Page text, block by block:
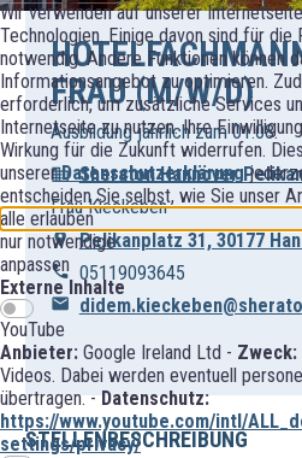
Wir verwenden auf unserer
Technologien. Einige davon sind für die
notwendig. Andere Funktionen können
Informationsangebot zu optimieren.
erforderlich, um zusätzliche Services
Internetseite zu nutzen. Ihre
Wirkung für die Zukunft widerrufen.
unsererDatenschutzerklärung
entscheiden Sie selbst, wie Sie unser
alle erlauben
nur notwendige
anpassen
Externe Inhalte
YouTube
Anbieter: Google Ireland Ltd - Zweck:
Videos. Dabei werden eventuell
übertragen. -Datenschutz:
https://www.youtube.com/intl/
settings/privacy/
FRAU (M/W/D)
Ausbildung jährlich zum 01.08.
Sheraton Hannover
Frau Kieckeben
Pelikanplatz 31, 30177
05119093645
STELLENBESCHREIBUNG